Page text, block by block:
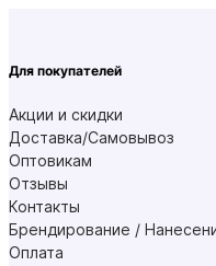
Для покупателей
Акции и скидки
Доставка/Самовывоз
Оптовикам
Отзывы
Контакты
Брендирование /
Оплата